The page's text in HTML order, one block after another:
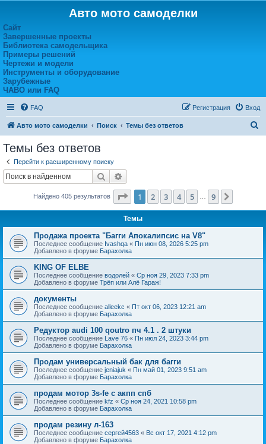
Авто мото самоделки
Сайт
Завершенные проекты
Библиотека самодельщика
Примеры решений
Чертежи и модели
Инструменты и оборудование
Зарубежные
ЧАВО или FAQ
FAQ Вход
Регистрация
Авто мото самоделки Поиск Темы без ответов
Темы без ответов
Перейти к расширенному поиску
Поиск
Найдено 405 результатов Страница из
1 2 3 4 5 9
Темы
Продажа проекта "Багги Апокалипсис на V8"
Последнее сообщение Ivashqa « Пн июн 08, 2026 5:25 pm
Добавлено в форуме Барахолка
KING OF ELBE
Последнее сообщение водолей « Ср ноя 29, 2023 7:33 pm
Добавлено в форуме Трёп или Алё Гараж!
документы
Последнее сообщение alleekc « Пт окт 06, 2023 12:21 am
Добавлено в форуме Барахолка
Редуктор audi 100 qoutro пч 4.1 . 2 штуки
Последнее сообщение Lave 76 « Пн июл 24, 2023 3:44 pm
Добавлено в форуме Барахолка
Продам универсальный бак для багги
Последнее сообщение jeniajuk « Пн май 01, 2023 9:51 am
Добавлено в форуме Барахолка
продам мотор 3s-fe c акпп спб
Последнее сообщение kfz « Ср ноя 24, 2021 10:58 pm
Добавлено в форуме Барахолка
продам резину л-163
Последнее сообщение сергей4563 « Вс окт 17, 2021 4:12 pm
Добавлено в форуме Барахолка